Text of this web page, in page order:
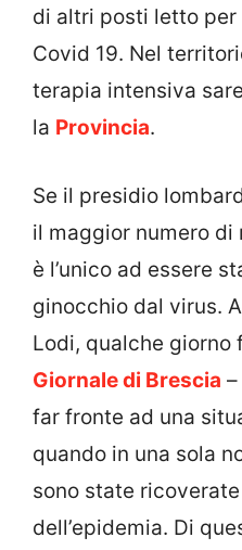
di altri posti letto
Covid 19. Nel
terapia intensiva
la Provincia.
Se il presidio
il maggior numero
è l’unico ad essere
ginocchio dal virus.
Lodi, qualche giorno
Giornale di Brescia
far fronte ad una
quando in una sola
sono state
dell’epidemia. Di